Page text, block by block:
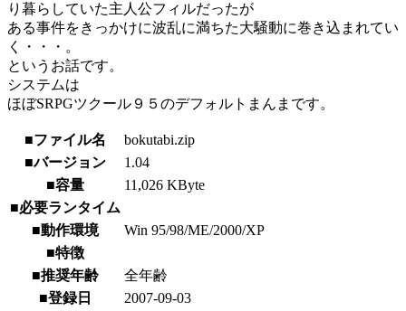
り暮らしていた主人公フィルだったが
ある事件をきっかけに波乱に満ちた大騒動に巻き込まれてい
く・・・。
というお話です。
システムは
ほぼSRPGツクール９５のデフォルトまんまです。
■ファイル名
bokutabi.zip
■バージョン
1.04
■容量
11,026 KByte
■必要ランタイム
■動作環境
Win 95/98/ME/2000/XP
■特徴
■推奨年齢
全年齢
■登録日
2007-09-03